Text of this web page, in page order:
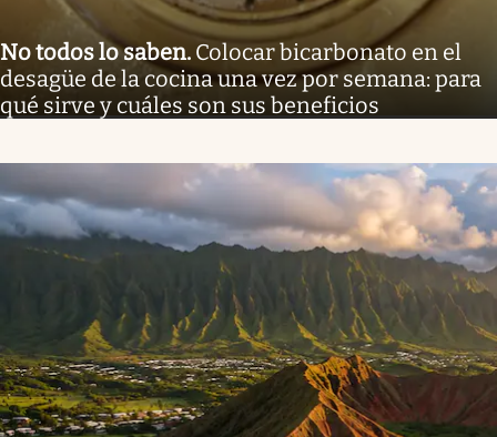
No todos lo saben. Colocar bicarbonato en el
desagüe de la cocina una vez por semana: para
qué sirve y cuáles son sus beneficios